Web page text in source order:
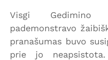
Visgi Gedimino
pademonstravo
pranašumas buvo
prie jo neapsistota.